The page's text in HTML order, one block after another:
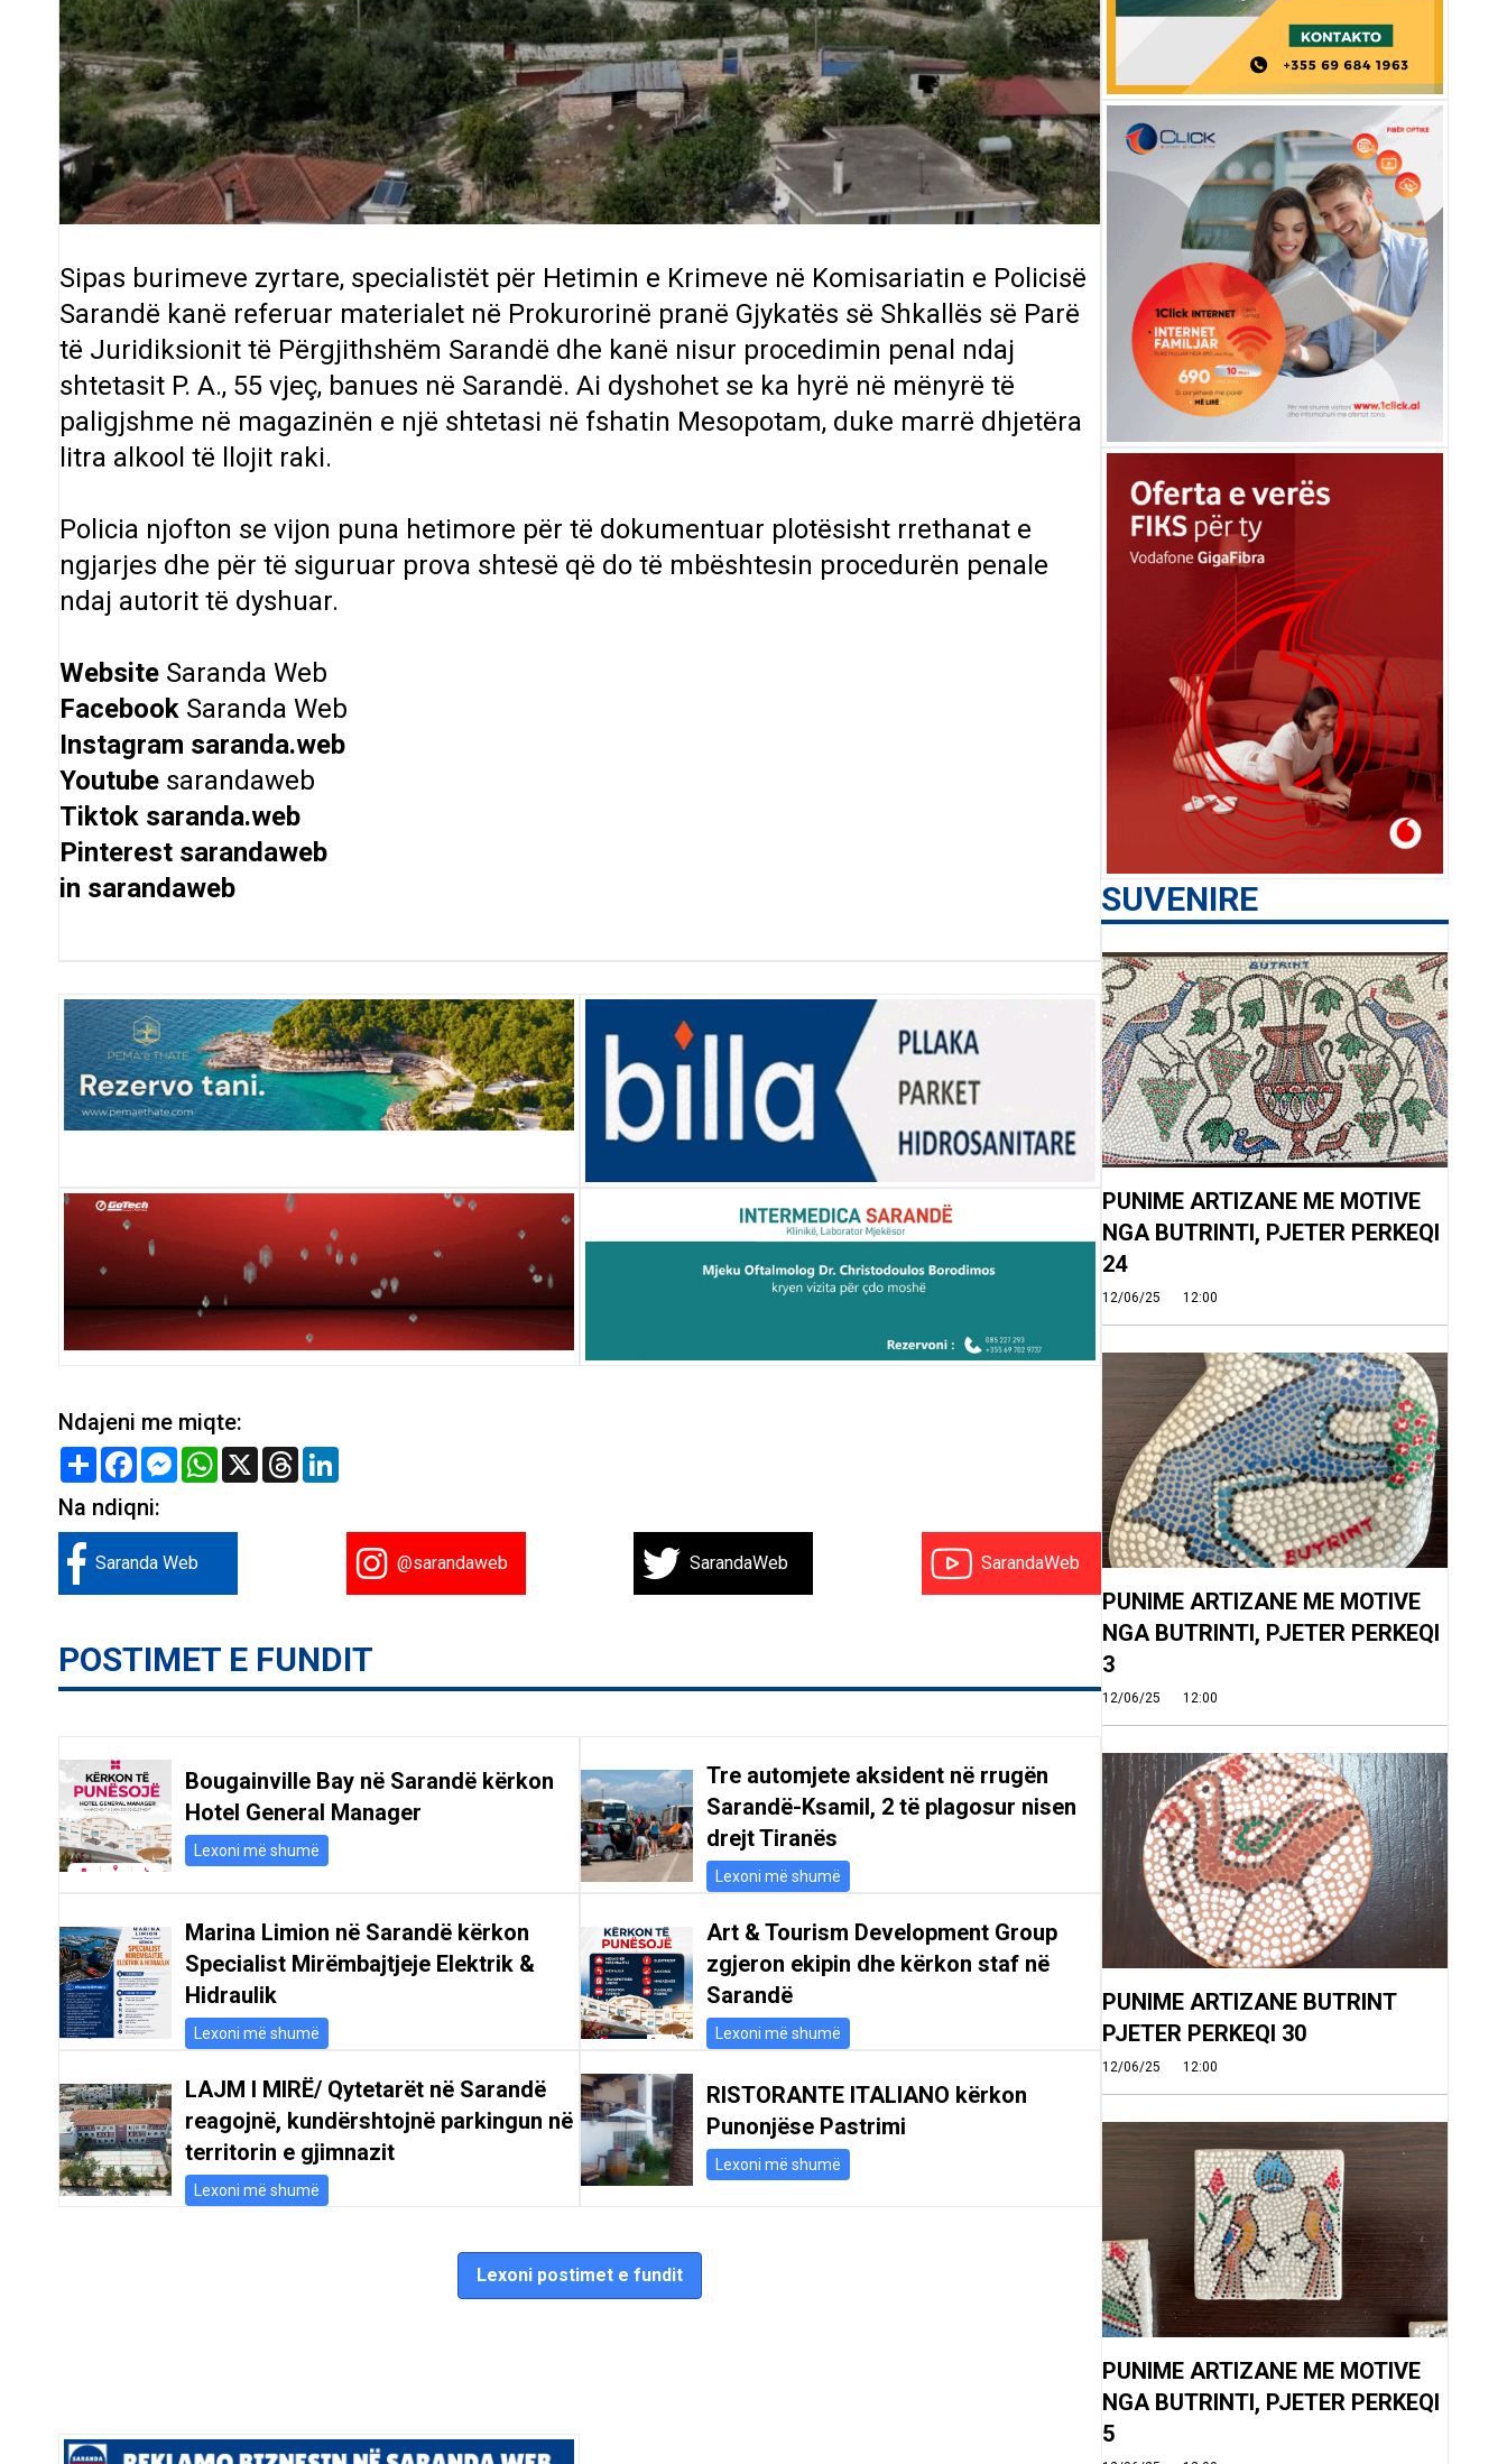
Sipas burimeve zyrtare, specialistët për Hetimin e Krimeve në Komisariatin e Policisë
Sarandë kanë referuar materialet në Prokurorinë pranë Gjykatës së Shkallës së Parë
të Juridiksionit të Përgjithshëm Sarandë dhe kanë nisur procedimin penal ndaj
shtetasit P. A., 55 vjeç, banues në Sarandë. Ai dyshohet se ka hyrë në mënyrë të
paligjshme në magazinën e një shtetasi në fshatin Mesopotam, duke marrë dhjetëra
litra alkool të llojit raki.
Policia njofton se vijon puna hetimore për të dokumentuar plotësisht rrethanat e
ngjarjes dhe për të siguruar prova shtesë që do të mbështesin procedurën penale
ndaj autorit të dyshuar.
Website Saranda Web
Facebook Saranda Web
Instagram saranda.web
Youtube sarandaweb
Tiktok saranda.web
Pinterest sarandaweb
in sarandaweb
Ndajeni me miqte:
Share FacebookMessenger
WhatsApp
X Threads
Na ndiqni:
Saranda Web @sarandaweb SarandaWeb SarandaWeb
POSTIMET E FUNDIT
Bougainville Bay në Sarandë kërkon
Hotel General Manager
Lexoni më shumë
Tre automjete aksident në rrugën
Sarandë-Ksamil, 2 të plagosur nisen
drejt Tiranës
Lexoni më shumë
Marina Limion në Sarandë kërkon
Specialist Mirëmbajtjeje Elektrik &
Hidraulik
Lexoni më shumë
Art & Tourism Development Group
zgjeron ekipin dhe kërkon staf në
Sarandë
Lexoni më shumë
LAJM I MIRË/ Qytetarët në Sarandë
reagojnë, kundërshtojnë parkingun në
territorin e gjimnazit
Lexoni më shumë
RISTORANTE ITALIANO kërkon
Punonjëse Pastrimi
Lexoni më shumë
Lexoni postimet e fundit
SUVENIRE
PUNIME ARTIZANE ME MOTIVE
NGA BUTRINTI, PJETER PERKEQI
24
12/06/25 12:00
PUNIME ARTIZANE ME MOTIVE
NGA BUTRINTI, PJETER PERKEQI
3
12/06/25 12:00
PUNIME ARTIZANE BUTRINT
PJETER PERKEQI 30
12/06/25 12:00
PUNIME ARTIZANE ME MOTIVE
NGA BUTRINTI, PJETER PERKEQI
5